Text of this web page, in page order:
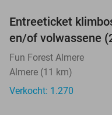
Entreeticket
en/of volwassene
Fun Forest Almere
Almere (11 km)
Verkocht: 1.270